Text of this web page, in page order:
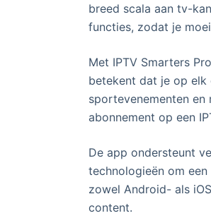
breed scala aan tv-
functies, zodat je
Met IPTV Smarters
betekent dat je op elk
sportevenementen
abonnement op een
De app ondersteunt
technologieën om
zowel Android- als
content.